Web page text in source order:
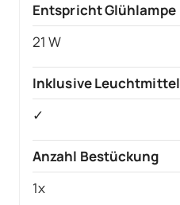
Entspricht Glühlampe
21 W
Inklusive Leuchtmittel
✓
Anzahl Bestückung
1x